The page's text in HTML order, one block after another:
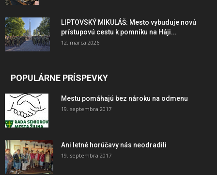
LIPTOVSKÝ MIKULÁŠ: Mesto vybuduje novú
prístupovú cestu k pomníku na Háji...
12. marca 2026
POPULÁRNE PRÍSPEVKY
Mestu pomáhajú bez nároku na odmenu
19. septembra 2017
Ani letné horúčavy nás neodradili
19. septembra 2017